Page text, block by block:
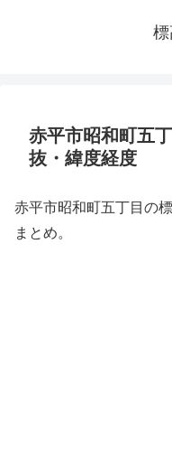
赤平市昭和町五
抜・緯度経度
赤平市昭和町五丁目の
まとめ。